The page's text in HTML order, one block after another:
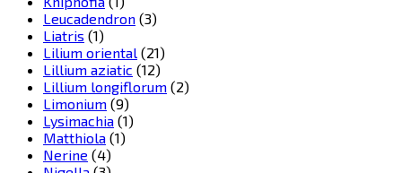
Leucadendron (3)
Liatris (1)
Lilium oriental (21)
Lillium aziatic (12)
Lillium longiflorum (2)
Limonium (9)
Lysimachia (1)
Matthiola (1)
Nerine (4)